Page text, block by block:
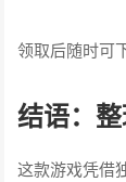
领取后随时可
结语：
这款游戏凭借